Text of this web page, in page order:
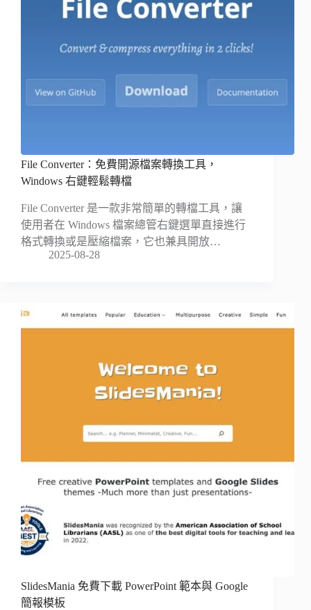
File Converter：免費開源檔案轉換工具，
Windows 右鍵輕鬆轉檔
File Converter 是一款非常簡單的轉檔工具，讓
使用者在 Windows 檔案總管右鍵選單直接進行
格式轉換或是壓縮檔案，它也兼具開放…
2025-08-28
SlidesMania 免費下載 PowerPoint 範本與 Google
簡報模板